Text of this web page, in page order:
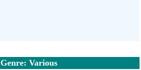
Genre: Various